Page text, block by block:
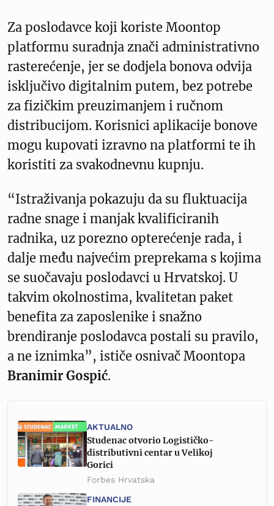
Za poslodavce koji koriste Moontop
platformu suradnja znači administrativno
rasterećenje, jer se dodjela bonova odvija
isključivo digitalnim putem, bez potrebe
za fizičkim preuzimanjem i ručnom
distribucijom. Korisnici aplikacije bonove
mogu kupovati izravno na platformi te ih
koristiti za svakodnevnu kupnju.
“Istraživanja pokazuju da su fluktuacija
radne snage i manjak kvalificiranih
radnika, uz porezno opterećenje rada, i
dalje među najvećim preprekama s kojima
se suočavaju poslodavci u Hrvatskoj. U
takvim okolnostima, kvalitetan paket
benefita za zaposlenike i snažno
brendiranje poslodavca postali su pravilo,
a ne iznimka”, ističe osnivač Moontopa
Branimir Gospić.
AKTUALNO
Studenac otvorio Logističko-
distributivni centar u Velikoj
Gorici
Forbes Hrvatska
FINANCIJE